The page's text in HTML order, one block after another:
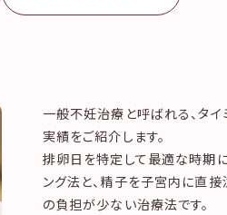
一般不妊治療と呼ばれる、タ
実績をご紹介します。
排卵日を特定して最適な時期
ング法と、精子を子宮内に直
の負担が少ない治療法です。